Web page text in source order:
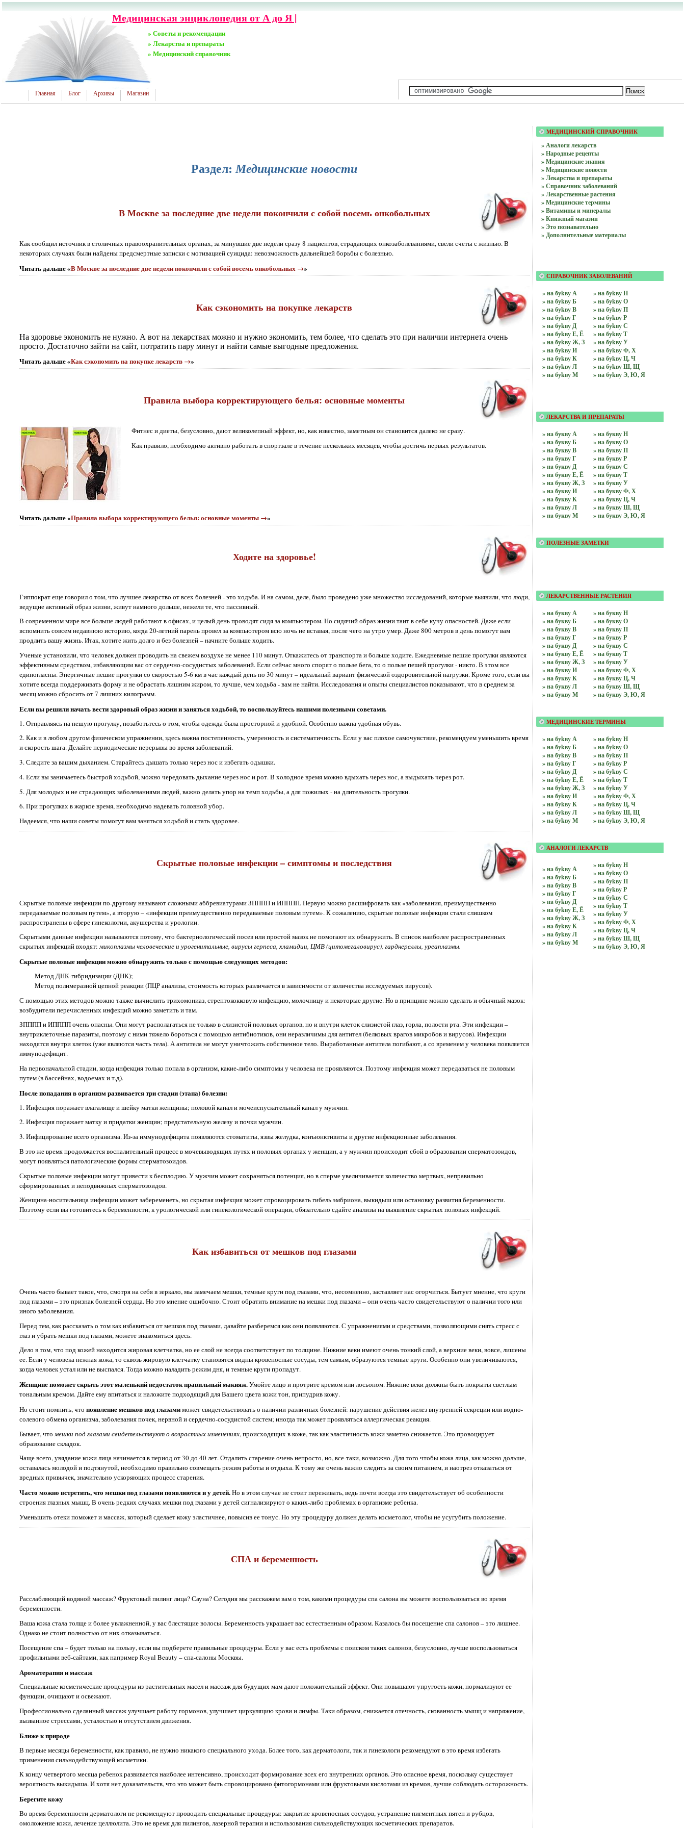
Медицинская энциклопедия от А до Я |
» Советы и рекомендации
» Лекарства и препараты
» Медицинский справочник
Главная Блог Архивы Магазин
Раздел:Медицинские новости
В Москве за последние две недели покончили с собой восемь онкобольных
Как сообщил источник в столичных правоохранительных органах, за минувшие две недели сразу 8 пациентов, страдающих онкозаболеваниями, свели счеты с жизнью. В
некоторых случаях были найдены предсмертные записки с мотивацией суицида: невозможность дальнейшей борьбы с болезнью.
Читать дальше «В Москве за последние две недели покончили с собой восемь онкобольных →»
Как сэкономить на покупке лекарств
На здоровье экономить не нужно. А вот на лекарствах можно и нужно экономить, тем более, что сделать это при наличии интернета очень
просто. Достаточно зайти на сайт, потратить пару минут и найти самые выгодные предложения.
Читать дальше «Как сэкономить на покупке лекарств →»
Правила выбора корректирующего белья: основные моменты
Фитнес и диеты, безусловно, дают великолепный эффект, но, как известно, заметным он становится далеко не сразу.
Как правило, необходимо активно работать в спортзале в течение нескольких месяцев, чтобы достичь первых результатов.
Читать дальше «Правила выбора корректирующего белья: основные моменты →»
Ходите на здоровье!
Гиппократ еще говорил о том, что лучшее лекарство от всех болезней - это ходьба. И на самом, деле, было проведено уже множество исследований, которые выявили, что люди,
ведущие активный образ жизни, живут намного дольше, нежели те, что пассивный.
В современном мире все больше людей работают в офисах, и целый день проводят сидя за компьютером. Но сидячий образ жизни таит в себе кучу опасностей. Даже если
вспомнить совсем недавнюю историю, когда 20-летний парень провел за компьютером всю ночь не вставая, после чего на утро умер. Даже 800 метров в день помогут вам
продлить вашу жизнь. Итак, хотите жить долго и без болезней – начните больше ходить.
Ученые установили, что человек должен проводить на свежем воздухе не менее 110 минут. Откажитесь от транспорта и больше ходите. Ежедневные пешие прогулки являются
эффективным средством, избавляющим вас от сердечно-сосудистых заболеваний. Если сейчас много спорят о пользе бега, то о пользе пешей прогулки - никто. В этом все
единогласны. Энергичные пешие прогулки со скоростью 5-6 км в час каждый день по 30 минут – идеальный вариант физической оздоровительной нагрузки. Кроме того, если вы
хотите всегда поддерживать форму и не обрастать лишним жиром, то лучше, чем ходьба - вам не найти. Исследования и опыты специалистов показывают, что в среднем за
месяц можно сбросить от 7 лишних килограмм.
Если вы решили начать вести здоровый образ жизни и заняться ходьбой, то воспользуйтесь нашими полезными советами.
1. Отправляясь на пешую прогулку, позаботьтесь о том, чтобы одежда была просторной и удобной. Особенно важна удобная обувь.
2. Как и в любом другом физическом упражнении, здесь важна постепенность, умеренность и систематичность. Если у вас плохое самочувствие, рекомендуем уменьшить время
и скорость шага. Делайте периодические перерывы во время заболеваний.
3. Следите за вашим дыханием. Старайтесь дышать только через нос и избегать одышки.
4. Если вы занимаетесь быстрой ходьбой, можно чередовать дыхание через нос и рот. В холодное время можно вдыхать через нос, а выдыхать через рот.
5. Для молодых и не страдающих заболеваниями людей, важно делать упор на темп ходьбы, а для пожилых - на длительность прогулки.
6. При прогулках в жаркое время, необходимо надевать головной убор.
Надеемся, что наши советы помогут вам заняться ходьбой и стать здоровее.
Скрытые половые инфекции – симптомы и последствия
Скрытые половые инфекции по-другому называют сложными аббревиатурами ЗПППП и ИПППП. Первую можно расшифровать как «заболевания, преимущественно
передаваемые половым путем», а вторую – «инфекции преимущественно передаваемые половым путем». К сожалению, скрытые половые инфекции стали слишком
распространены в сфере гинекологии, акушерства и урологии.
Скрытыми данные инфекции называются потому, что бактериологический посев или простой мазок не помогают их обнаружить. В список наиболее распространенных
скрытых инфекций входят:микоплазмы человеческие и урогенитальные, вирусы герпеса, хламидии, ЦМВ (цитомегаловирус), гарднереллы, уреаплазмы.
Скрытые половые инфекции можно обнаружить только с помощью следующих методов:
Метод ДНК-гибридизации (ДНК);
Метод полимеразной цепной реакции (ПЦР анализы, стоимость которых различается в зависимости от количества исследуемых вирусов).
С помощью этих методов можно также вычислить трихомониаз, стрептококковую инфекцию, молочницу и некоторые другие. Но в принципе можно сделать и обычный мазок:
возбудители перечисленных инфекций можно заметить и там.
ЗПППП и ИПППП очень опасны. Они могут располагаться не только в слизистой половых органов, но и внутри клеток слизистой глаз, горла, полости рта. Эти инфекции –
внутриклеточные паразиты, поэтому с ними тяжело бороться с помощью антибиотиков, они неразличимы для антител (белковых врагов микробов и вирусов). Инфекции
находятся внутри клеток (уже являются часть тела). А антитела не могут уничтожить собственное тело. Выработанные антитела погибают, а со временем у человека появляется
иммунодефицит.
На первоначальной стадии, когда инфекция только попала в организм, какие-либо симптомы у человека не проявляются. Поэтому инфекция может передаваться не половым
путем (в бассейнах, водоемах и т.д).
После попадания в организм развивается три стадии (этапа) болезни:
1. Инфекция поражает влагалище и шейку матки женщины; половой канал и мочеиспускательный канал у мужчин.
2. Инфекция поражает матку и придатки женщин; предстательную железу и почки мужчин.
3. Инфицирование всего организма. Из-за иммунодефицита появляются стоматиты, язвы желудка, конъюнктивиты и другие инфекционные заболевания.
В это же время продолжается воспалительный процесс в мочевыводящих путях и половых органах у женщин, а у мужчин происходит сбой в образовании сперматозоидов,
могут появляться патологические формы сперматозоидов.
Скрытые половые инфекции могут привести к бесплодию. У мужчин может сохраняться потенция, но в сперме увеличивается количество мертвых, неправильно
сформированных и неподвижных сперматозоидов.
Женщина-носительница инфекции может забеременеть, но скрытая инфекция может спровоцировать гибель эмбриона, выкидыш или остановку развития беременности.
Поэтому если вы готовитесь к беременности, к урологической или гинекологической операции, обязательно сдайте анализы на выявление скрытых половых инфекций.
Как избавиться от мешков под глазами
Очень часто бывает такое, что, смотря на себя в зеркало, мы замечаем мешки, темные круги под глазами, что, несомненно, заставляет нас огорчиться. Бытует мнение, что круги
под глазами – это признак болезней сердца. Но это мнение ошибочно. Стоит обратить внимание на мешки под глазами – они очень часто свидетельствуют о наличии того или
иного заболевания.
Перед тем, как рассказать о том как избавиться от мешков под глазами, давайте разберемся как они появляются. С упражнениями и средствами, позволяющими снять стресс с
глаз и убрать мешки под глазами, можете знакомиться здесь.
Дело в том, что под кожей находится жировая клетчатка, но ее слой не всегда соответствует по толщине. Нижние веки имеют очень тонкий слой, а верхние веки, вовсе, лишены
ее. Если у человека нежная кожа, то сквозь жировую клетчатку становятся видны кровеносные сосуды, тем самым, образуются темные круги. Особенно они увеличиваются,
когда человек устал или не выспался. Тогда можно наладить режим дня, и темные круги пропадут.
Женщине поможет скрыть этот маленький недостаток правильный макияж.Умойте лицо и протрите кремом или лосьоном. Нижние веки должны быть покрыты светлым
тональным кремом. Дайте ему впитаться и наложите подходящий для Вашего цвета кожи тон, припудрив кожу.
Но стоит помнить, что появление мешков под глазамиможет свидетельствовать о наличии различных болезней: нарушение действия желез внутренней секреции или водно-
солевого обмена организма, заболевания почек, нервной и сердечно-сосудистой систем; иногда так может проявляться аллергическая реакция.
Бывает, что мешки под глазами свидетельствуют о возрастных изменениях, происходящих в коже, так как эластичность кожи заметно снижается. Это провоцирует
образование складок.
Чаще всего, увядание кожи лица начинается в период от 30 до 40 лет. Отдалить старение очень непросто, но, все-таки, возможно. Для того чтобы кожа лица, как можно дольше,
оставалась молодой и подтянутой, необходимо правильно совмещать режим работы и отдыха. К тому же очень важно следить за своим питанием, и наотрез отказаться от
вредных привычек, значительно ускоряющих процесс старения.
Часто можно встретить, что мешки под глазами появляются и у детей.Но в этом случае не стоит переживать, ведь почти всегда это свидетельствует об особенности
строения глазных мышц. В очень редких случаях мешки под глазами у детей сигнализируют о каких-либо проблемах в организме ребенка.
Уменьшить отеки поможет и массаж, который сделает кожу эластичнее, повысив ее тонус. Но эту процедуру должен делать косметолог, чтобы не усугубить положение.
СПА и беременность
Расслабляющий водяной массаж? Фруктовый пилинг лица? Сауна? Сегодня мы расскажем вам о том, какими процедуры спа салона вы можете воспользоваться во время
беременности.
Ваша кожа стала толще и более увлажненной, у вас блестящие волосы. Беременность украшает вас естественным образом. Казалось бы посещение спа салонов – это лишнее.
Однако не стоит полностью от них отказываться.
Посещение спа – будет только на пользу, если вы подберете правильные процедуры. Если у вас есть проблемы с поиском таких салонов, безусловно, лучше воспользоваться
профильными веб-сайтами, как например Royal Beauty – спа-салоны Москвы.
Ароматерапия и массаж
Специальные косметические процедуры из растительных масел и массаж для будущих мам дают положительный эффект. Они повышают упругость кожи, нормализуют ее
функции, очищают и освежают.
Профессионально сделанный массаж улучшает работу гормонов, улучшает циркуляцию крови и лимфы. Таки образом, снижается отечность, скованность мышц и напряжение,
вызванное стрессами, усталостью и отсутствием движения.
Ближе к природе
В первые месяцы беременности, как правило, не нужно никакого специального ухода. Более того, как дерматологи, так и гинекологи рекомендуют в это время избегать
применения сильнодействующей косметики.
К концу четвертого месяца ребенок развивается наиболее интенсивно, происходит формирование всех его внутренних органов. Это опасное время, поскольку существует
вероятность выкидыша. И хотя нет доказательств, что это может быть спровоцировано фитогормонами или фруктовыми кислотами из кремов, лучше соблюдать осторожность.
Берегите кожу
Во время беременности дерматологи не рекомендуют проводить специальные процедуры: закрытие кровеносных сосудов, устранение пигментных пятен и рубцов,
омоложение кожи, лечение целлюлита. Это не время для пилингов, лазерной терапии и использования сильнодействующих косметических препаратов.
МЕДИЦИНСКИЙ СПРАВОЧНИК
» Аналоги лекарств
» Народные рецепты
» Медицинские знания
» Медицинские новости
» Лекарства и препараты
» Справочник заболеваний
» Лекарственные растения
» Медицинские термины
» Витамины и минералы
» Книжный магазин
» Это познавательно
» Дополнительные материалы
СПРАВОЧНИК ЗАБОЛЕВАНИЙ
» на буkву А
» на буkву Б
» на буkву В
» на буkву Г
» на буkву Д
» на буkву Е, Ё
» на буkву Ж, З
» на буkву И
» на буkву К
» на буkву Л
» на буkву М
» на буkву Н
» на буkву О
» на буkву П
» на буkву Р
» на буkву С
» на буkву Т
» на буkву У
» на буkву Ф, Х
» на буkву Ц, Ч
» на буkву Ш, Щ
» на буkву Э, Ю, Я
ЛЕКАРСТВА И ПРЕПАРАТЫ
» нa букву А
» нa букву Б
» нa букву В
» нa букву Г
» нa букву Д
» нa букву Е, Ё
» нa букву Ж, З
» нa букву И
» нa букву К
» нa букву Л
» нa букву М
» нa букву Н
» нa букву О
» нa букву П
» нa букву Р
» нa букву С
» нa букву Т
» нa букву У
» нa букву Ф, Х
» нa букву Ц, Ч
» нa букву Ш, Щ
» нa букву Э, Ю, Я
ПОЛЕЗНЫЕ ЗАМЕТКИ
ЛЕКАРСТВЕННЫЕ РАСТЕНИЯ
» на бyквy А
» на бyквy Б
» на бyквy В
» на бyквy Г
» на бyквy Д
» на бyквy Е, Ё
» на бyквy Ж, З
» на бyквy И
» на бyквy К
» на бyквy Л
» на бyквy М
» на бyквy Н
» на бyквy О
» на бyквy П
» на бyквy Р
» на бyквy С
» на бyквy Т
» на бyквy У
» на бyквy Ф, Х
» на бyквy Ц, Ч
» на бyквy Ш, Щ
» на бyквy Э, Ю, Я
МЕДИЦИНСКИЕ ТЕРМИНЫ
» на бykвy А
» на бykвy Б
» на бykвy В
» на бykвy Г
» на бykвy Д
» на бykвy Е, Ё
» на бykвy Ж, З
» на бykвy И
» на бykвy К
» на бykвy Л
» на бykвy М
» на бykвy Н
» на бykвy О
» на бykвy П
» на бykвy Р
» на бykвy С
» на бykвy Т
» на бykвy У
» на бykвy Ф, Х
» на бykвy Ц, Ч
» на бykвy Ш, Щ
» на бykвy Э, Ю, Я
АНАЛОГИ ЛЕКАРСТВ
» нa бykвy А
» нa бykвy Б
» нa бykвy В
» нa бykвy Г
» нa бykвy Д
» нa бykвy Е, Ё
» нa бykвy Ж, З
» нa бykвy К
» нa бykвy Л
» нa бykвy М
» нa бykвy Н
» нa бykвy О
» нa бykвy П
» нa бykвy Р
» нa бykвy С
» нa бykвy Т
» нa бykвy У
» нa бykвy Ф, Х
» нa бykвy Ц, Ч
» нa бykвy Ш, Щ
» нa бykвy Э, Ю, Я